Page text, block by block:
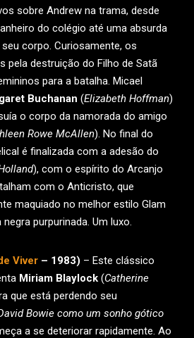
sobre Andrew na trama, desde
do colégio até uma absurda
corpo. Curiosamente, os
pela destruição do Filho de Satã
para a batalha. Micael
Buchanan (Elizabeth Hoffman)
o corpo da namorada do amigo
Rowe McAllen). No final do
é finalizada com a adesão do
), com o espírito do Arcanjo
com o Anticristo, que
maquiado no melhor estilo Glam
purpurinada. Um luxo.
Viver – 1983) – Este clássico
Miriam Blaylock (Catherine
que está perdendo seu
Bowie como um sonho gótico
a se deteriorar rapidamente. Ao